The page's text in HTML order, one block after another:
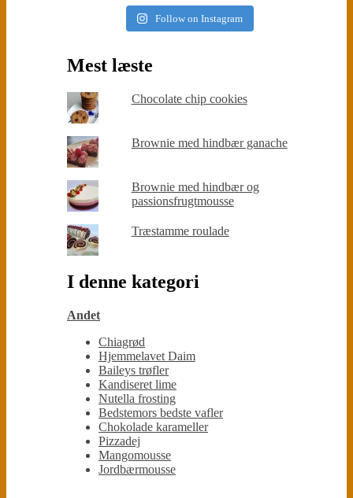
Follow on Instagram
Mest læste
Chocolate chip cookies
Brownie med hindbær ganache
Brownie med hindbær og
passionsfrugtmousse
Træstamme roulade
I denne kategori
Andet
Chiagrød
Hjemmelavet Daim
Baileys trøfler
Kandiseret lime
Nutella frosting
Bedstemors bedste vafler
Chokolade karameller
Pizzadej
Mangomousse
Jordbærmousse